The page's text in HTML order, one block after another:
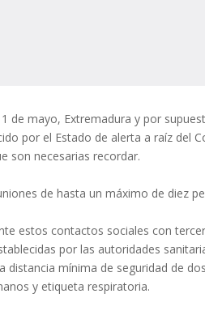
de mayo, Extremadura y por
por el Estado de alerta a raíz del
son necesarias recordar.
de hasta un máximo de diez
estos contactos sociales con
por las autoridades
distancia mínima de seguridad de
y etiqueta respiratoria.